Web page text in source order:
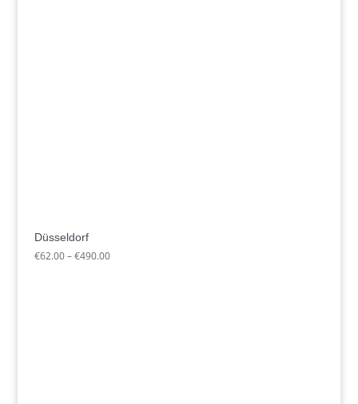
Düsseldorf
€62.00 –€490.00Preisspanne: